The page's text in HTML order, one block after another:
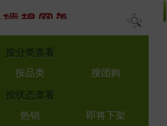
按分类查看
按品类 搜团购
按状态查看
热销 即将下架